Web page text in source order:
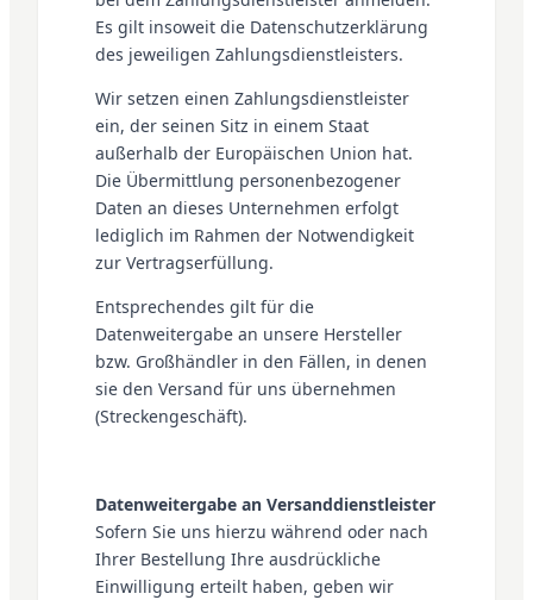
Es gilt insoweit die Datenschutzerklärung
des jeweiligen Zahlungsdienstleisters.
Wir setzen einen Zahlungsdienstleister
ein, der seinen Sitz in einem Staat
außerhalb der Europäischen Union hat.
Die Übermittlung personenbezogener
Daten an dieses Unternehmen erfolgt
lediglich im Rahmen der Notwendigkeit
zur Vertragserfüllung.
Entsprechendes gilt für die
Datenweitergabe an unsere Hersteller
bzw. Großhändler in den Fällen, in denen
sie den Versand für uns übernehmen
(Streckengeschäft).
Datenweitergabe an Versanddienstleister
Sofern Sie uns hierzu während oder nach
Ihrer Bestellung Ihre ausdrückliche
Einwilligung erteilt haben, geben wir